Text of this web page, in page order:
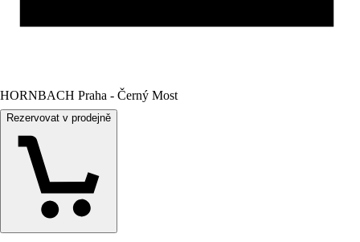
HORNBACH Praha - Černý Most
Rezervovat v prodejně